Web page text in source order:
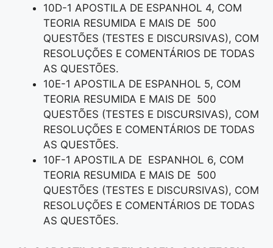
10D-1 APOSTILA DE ESPANHOL 4, COM
TEORIA RESUMIDA E MAIS DE 500
QUESTÕES (TESTES E DISCURSIVAS), COM
RESOLUÇÕES E COMENTÁRIOS DE TODAS
AS QUESTÕES.
10E-1 APOSTILA DE ESPANHOL 5, COM
TEORIA RESUMIDA E MAIS DE 500
QUESTÕES (TESTES E DISCURSIVAS), COM
RESOLUÇÕES E COMENTÁRIOS DE TODAS
AS QUESTÕES.
10F-1 APOSTILA DE ESPANHOL 6, COM
TEORIA RESUMIDA E MAIS DE 500
QUESTÕES (TESTES E DISCURSIVAS), COM
RESOLUÇÕES E COMENTÁRIOS DE TODAS
AS QUESTÕES.